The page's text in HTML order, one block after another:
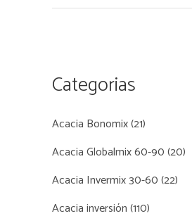
Categorias
Acacia Bonomix(21)
Acacia Globalmix 60-90(20)
Acacia Invermix 30-60(22)
Acacia inversión(110)